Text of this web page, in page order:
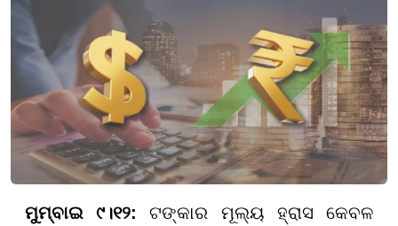
ମୁମ୍ବାଇ ୯।୧୨:
ଟଙ୍କାର ମୂଲ୍ୟ ହ୍ରାସ କେବଳ